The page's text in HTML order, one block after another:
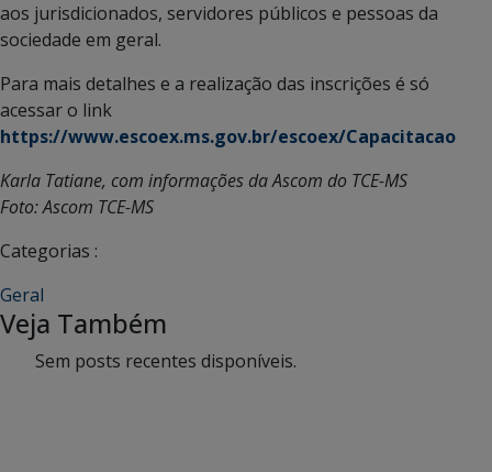
aos jurisdicionados, servidores públicos e pessoas da
sociedade em geral.
Para mais detalhes e a realização das inscrições é só
acessar o link
https://www.escoex.ms.gov.br/escoex/Capacitacao
Karla Tatiane, com informações da Ascom do TCE-MS
Foto: Ascom TCE-MS
Categorias :
Geral
Veja Também
Sem posts recentes disponíveis.